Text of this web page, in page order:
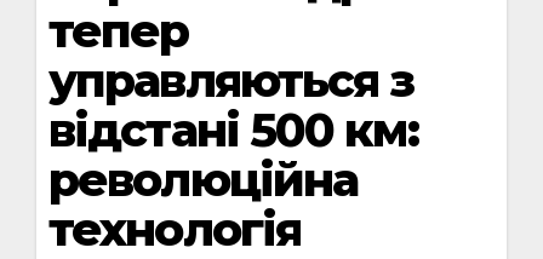
тепер
управляються з
відстані 500 км:
революційна
технологія